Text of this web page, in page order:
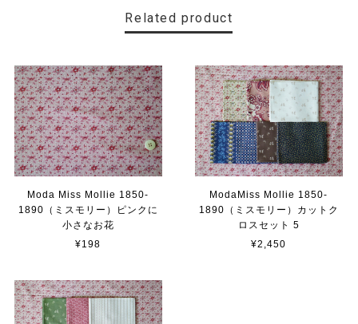
Related product
Moda Miss Mollie 1850-
1890（ミスモリー）ピンクに
小さなお花
¥198
ModaMiss Mollie 1850-
1890（ミスモリー）カットク
ロスセット 5
¥2,450